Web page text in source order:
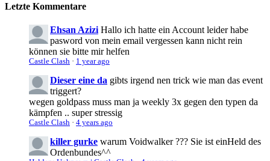
Letzte Kommentare
Ehsan Azizi Hallo ich hatte ein Account leider habe
pasword von mein email vergessen kann nicht rein
können sie bitte mir helfen
Castle Clash · 1 year ago
Dieser eine da gibts irgend nen trick wie man das event
triggert?
wegen goldpass muss man ja weekly 3x gegen den typen da
kämpfen .. super stressig
Castle Clash · 4 years ago
killer gurke warum Voidwalker ??? Sie ist einHeld des
Ordenbundes^^